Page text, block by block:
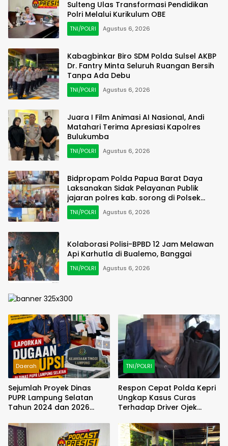
Sulteng Ulas Transformasi Pendidikan
Polri Melalui Kurikulum OBE
TNI/POLRI Agustus 6, 2026
Kabagbinkar Biro SDM Polda Sulsel AKBP
Dr. Fantry Minta Seluruh Ruangan Bersih
Tanpa Ada Debu
TNI/POLRI Agustus 6, 2026
Juara I Film Animasi AI Nasional, Andi
Matahari Terima Apresiasi Kapolres
Bulukumba
TNI/POLRI Agustus 6, 2026
Bidpropam Polda Papua Barat Daya
Laksanakan Sidak Pelayanan Publik
jajaran polres kab. sorong di Polsek
Salawati
TNI/POLRI Agustus 6, 2026
Kolaborasi Polisi-BPBD 12 Jam Melawan
Api Karhutla di Bualemo, Banggai
TNI/POLRI Agustus 6, 2026
Daerah
Sejumlah Proyek Dinas
PUPR Lampung Selatan
Tahun 2024 dan 2026
KEJATI Lampung
TNI/POLRI
Respon Cepat Polda Kepri
Ungkap Kasus Curas
Terhadap Driver Ojek
Berhasil Diamankan